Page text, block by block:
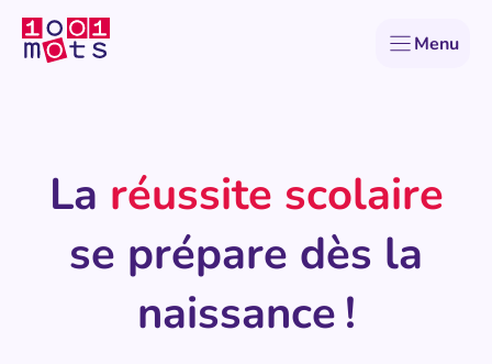
Aller
au
contenu
Menu
La réussite scolaire
se prépare dès la
naissance !